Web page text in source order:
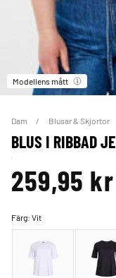
Modellens mått
Dam Blusar & Skjortor
BLUS I RIBBAD
259,95 kr
Färg:Vit